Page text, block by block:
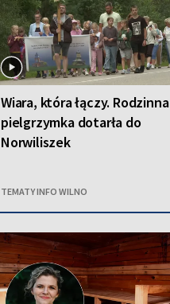
Wiara, która łączy. Rodzinna
pielgrzymka dotarła do
Norwiliszek
TEMATY INFO WILNO